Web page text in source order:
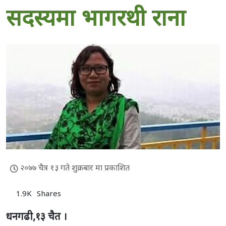
सदस्यमा भागरथी राना
२०७७ चैत्र १३ गते शुक्रबार मा प्रकाशित
1.9K Shares
धनगढी,१३ चैत ।